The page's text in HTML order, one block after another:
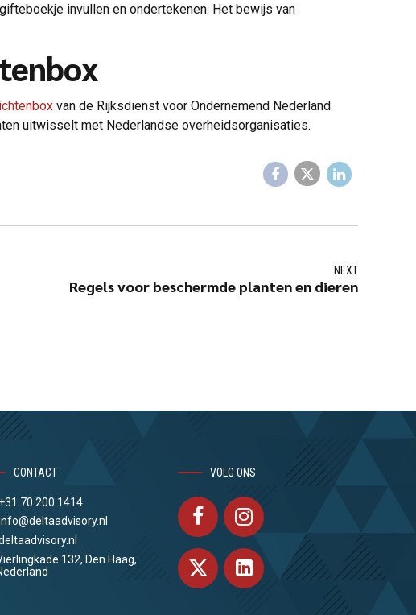
invullen en ondertekenen. Het bewijs van
van de Rijksdienst voor Ondernemend Nederland
uitwisselt met Nederlandse overheidsorganisaties.
NEXT
Regels voor beschermde planten en dieren
CONTACT
+31 70 200 1414
132, Den Haag,
VOLG ONS